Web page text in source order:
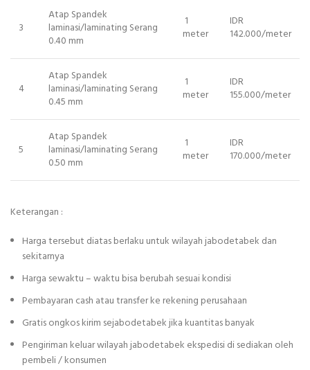
3
Atap Spandek
laminasi/laminating Serang
0.40 mm
1
meter
IDR
142.000/meter
4
Atap Spandek
laminasi/laminating Serang
0.45 mm
1
meter
IDR
155.000/meter
5
Atap Spandek
laminasi/laminating Serang
0.50 mm
1
meter
IDR
170.000/meter
Keterangan :
Harga tersebut diatas berlaku untuk wilayah jabodetabek dan
sekitarnya
Harga sewaktu – waktu bisa berubah sesuai kondisi
Pembayaran cash atau transfer ke rekening perusahaan
Gratis ongkos kirim sejabodetabek jika kuantitas banyak
Pengiriman keluar wilayah jabodetabek ekspedisi di sediakan oleh
pembeli / konsumen